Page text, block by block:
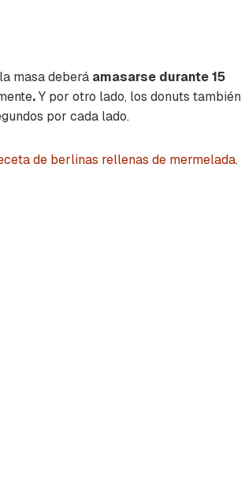
masa deberá amasarse durante 15
.Y por otro lado, los donuts también
por cada lado.
de berlinas rellenas de mermelada.